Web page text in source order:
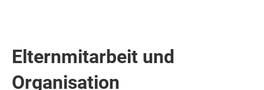
Elternmitarbeit und
Organisation